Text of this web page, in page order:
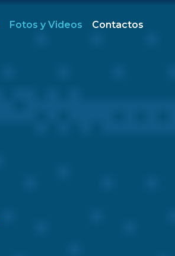
Fotos y Videos Contactos